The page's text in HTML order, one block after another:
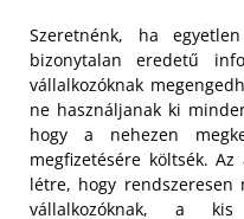
Szeretnénk, ha
bizonytalan eredetű
vállalkozóknak
ne használjanak ki
hogy a nehezen
megfizetésére költsék.
létre, hogy rendszeresen
vállalkozóknak, a